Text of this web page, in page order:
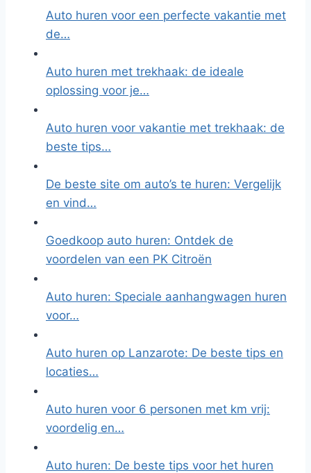
Auto huren voor een perfecte vakantie met
de…
Auto huren met trekhaak: de ideale
oplossing voor je…
Auto huren voor vakantie met trekhaak: de
beste tips…
De beste site om auto’s te huren: Vergelijk
en vind…
Goedkoop auto huren: Ontdek de
voordelen van een PK Citroën
Auto huren: Speciale aanhangwagen huren
voor…
Auto huren op Lanzarote: De beste tips en
locaties…
Auto huren voor 6 personen met km vrij:
voordelig en…
Auto huren: De beste tips voor het huren